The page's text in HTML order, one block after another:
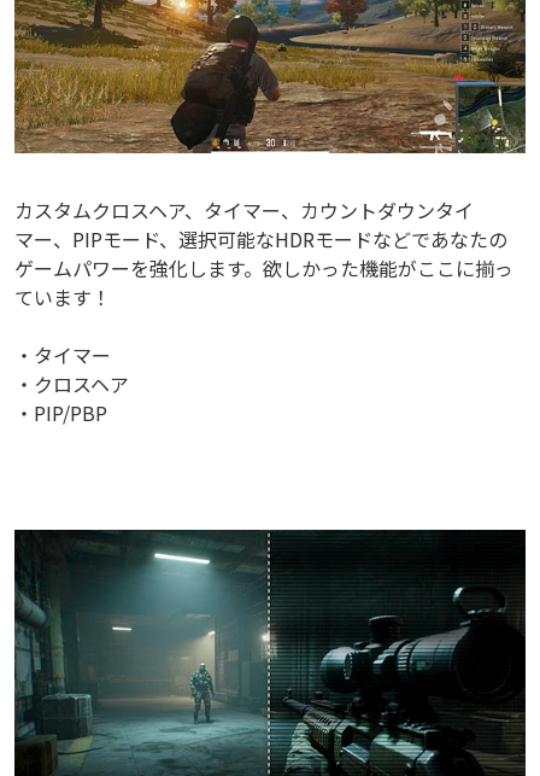
カスタムクロスヘア、タイマー、カウントダウンタイ
マー、PIPモード、選択可能なHDRモードなどであなたの
ゲームパワーを強化します。欲しかった機能がここに揃っ
ています！
・タイマー
・クロスヘア
・PIP/PBP